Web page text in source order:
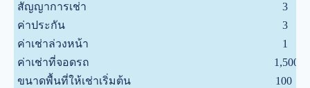
สัญญาการเช่า
3
ค่าประกัน
3
ค่าเช่าล่วงหน้า
1
ค่าเช่าที่จอดรถ
1,500
ขนาดพื้นที่ให้เช่าเริ่มต้น
100